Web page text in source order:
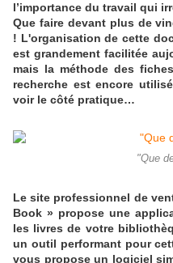
l’importance du travail qui
Que faire devant plus de
! L'organisation de cette
est grandement facilitée
mais la méthode des
recherche est encore
voir le côté pratique…
"Que
Le site professionnel de
Book » propose une
les livres de votre
un outil performant pour
vous propose un logiciel